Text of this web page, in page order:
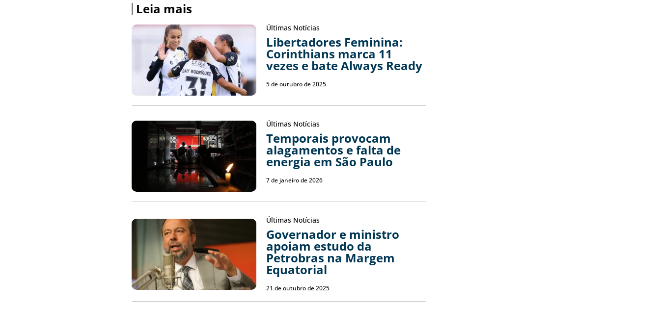
Leia mais
Últimas Notícias
Libertadores Feminina:
Corinthians marca 11
vezes e bate Always Ready
5 de outubro de 2025
Últimas Notícias
Temporais provocam
alagamentos e falta de
energia em São Paulo
7 de janeiro de 2026
Últimas Notícias
Governador e ministro
apoiam estudo da
Petrobras na Margem
Equatorial
21 de outubro de 2025